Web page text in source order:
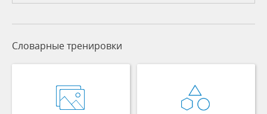
Словарные тренировки